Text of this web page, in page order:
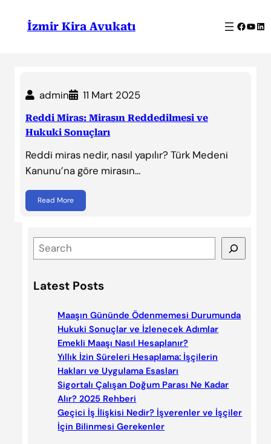
İzmir Kira Avukatı
admin 11 Mart 2025
Reddi Miras: Mirasın Reddedilmesi ve
Hukuki Sonuçları
Reddi miras nedir, nasıl yapılır? Türk Medeni
Kanunu’na göre mirasın…
Read More
e
r
Latest Posts
Maaşın Gününde Ödenmemesi Durumunda
Hukuki Sonuçlar ve İzlenecek Adımlar
Emekli Maaşı Nasıl Hesaplanır?
Yıllık İzin Süreleri Hesaplama: İşçilerin
Hakları ve Uygulama Esasları
Sigortalı Çalışan Doğum Parası Ne Kadar
Alır? 2025 Rehberi
Geçici İş İlişkisi Nedir? İşverenler ve İşçiler
İçin Bilinmesi Gerekenler